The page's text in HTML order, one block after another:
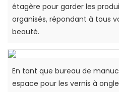
étagère pour garder les
organisés, répondant à tous
beauté.
En tant que bureau de
espace pour les vernis à